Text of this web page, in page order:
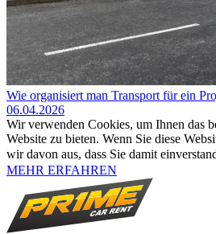
Wie organisiert man Transport für ein
06.04.2026
Wir verwenden Cookies, um Ihnen das
Website zu bieten. Wenn Sie diese
wir davon aus, dass Sie damit
MEHR ERFAHREN